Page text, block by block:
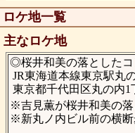
ロケ地一覧
主なロケ地
◎桜井和美の落としたコ
JR東海道本線東京駅丸
東京都千代田区丸の内1
※吉見薫が桜井和美の
※新丸ノ内ビル前の横断